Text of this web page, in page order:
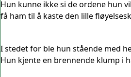
Hun kunne ikke si de ordene hun
få ham til å kaste den lille
I stedet for ble hun stående med
Hun kjente en brennende klump i